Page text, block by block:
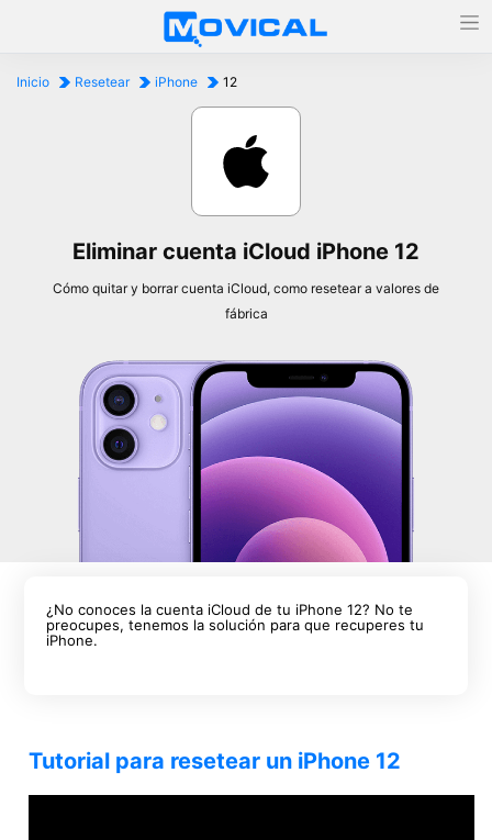
Inicio Resetear iPhone 12
Eliminar cuenta iCloud iPhone 12
Cómo quitar y borrar cuenta iCloud, como resetear a valores de
fábrica
¿No conoces la cuenta iCloud de tu iPhone 12? No te
preocupes, tenemos la solución para que recuperes tu
iPhone.
Tutorial para resetear un iPhone 12